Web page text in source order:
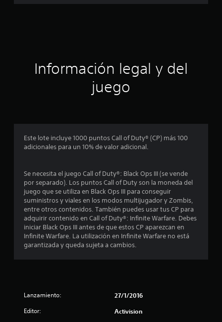
f
a
o
n
s
Información legal y del
juego
Este lote incluye 1000 puntos Call of Duty® (CP) más 100
adicionales para un 10% de valor adicional.
Se necesita el juego Call of Duty®: Black Ops III (se vende
por separado). Los puntos Call of Duty son la moneda del
juego que se utiliza en Black Ops III para conseguir
suministros y viales en los modos multijugador y Zombis,
entre otros contenidos. También puedes usar tus CP para
adquirir contenido en Call of Duty®: Infinite Warfare. Debes
iniciar Black Ops III antes de que estos CP aparezcan en
Infinite Warfare. La utilización en Infinite Warfare no está
garantizada y queda sujeta a cambios.
Lanzamiento: 27/1/2016
Editor: Activision